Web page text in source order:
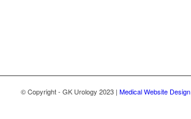
© Copyright - GK Urology 2023 | Medical Website Design